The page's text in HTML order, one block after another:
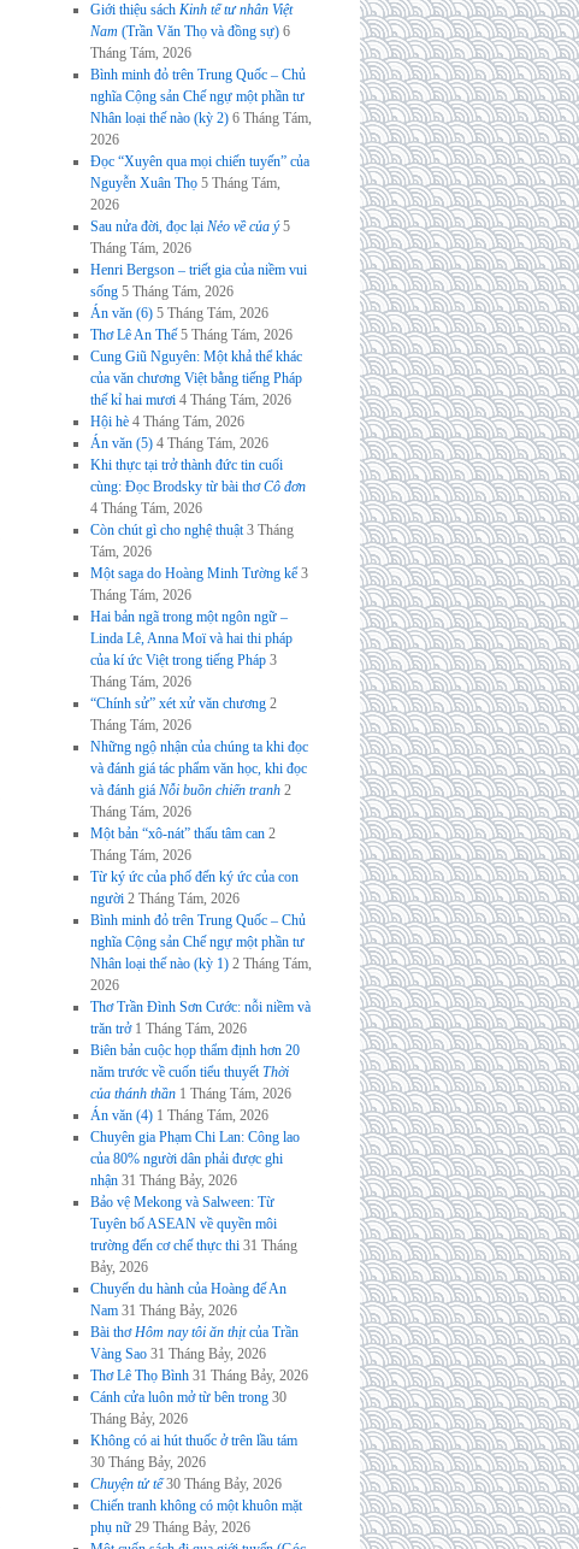
Giới thiệu sách Kinh tế tư nhân Việt
Nam (Trần Văn Thọ và đồng sự) 6
Tháng Tám, 2026
Bình minh đỏ trên Trung Quốc – Chủ
nghĩa Cộng sản Chế ngự một phần tư
Nhân loại thế nào (kỳ 2) 6 Tháng Tám,
2026
Đọc “Xuyên qua mọi chiến tuyến” của
Nguyễn Xuân Thọ 5 Tháng Tám,
2026
Sau nửa đời, đọc lại Nẻo về của ý 5
Tháng Tám, 2026
Henri Bergson – triết gia của niềm vui
sống 5 Tháng Tám, 2026
Án văn (6) 5 Tháng Tám, 2026
Thơ Lê An Thế 5 Tháng Tám, 2026
Cung Giũ Nguyên: Một khả thể khác
của văn chương Việt bằng tiếng Pháp
thế kỉ hai mươi 4 Tháng Tám, 2026
Hội hè 4 Tháng Tám, 2026
Án văn (5) 4 Tháng Tám, 2026
Khi thực tại trở thành đức tin cuối
cùng: Đọc Brodsky từ bài thơCô đơn
4 Tháng Tám, 2026
Còn chút gì cho nghệ thuật 3 Tháng
Tám, 2026
Một saga do Hoàng Minh Tường kể 3
Tháng Tám, 2026
Hai bản ngã trong một ngôn ngữ –
Linda Lê, Anna Moï và hai thi pháp
của kí ức Việt trong tiếng Pháp 3
Tháng Tám, 2026
“Chính sử” xét xử văn chương 2
Tháng Tám, 2026
Những ngộ nhận của chúng ta khi đọc
và đánh giá tác phẩm văn học, khi đọc
và đánh giá Nỗi buồn chiến tranh 2
Tháng Tám, 2026
Một bản “xô-nát” thấu tâm can 2
Tháng Tám, 2026
Từ ký ức của phố đến ký ức của con
người 2 Tháng Tám, 2026
Bình minh đỏ trên Trung Quốc – Chủ
nghĩa Cộng sản Chế ngự một phần tư
Nhân loại thế nào (kỳ 1) 2 Tháng Tám,
2026
Thơ Trần Đình Sơn Cước: nỗi niềm và
trăn trở 1 Tháng Tám, 2026
Biên bản cuộc họp thẩm định hơn 20
năm trước về cuốn tiểu thuyếtThời
của thánh thần 1 Tháng Tám, 2026
Án văn (4) 1 Tháng Tám, 2026
Chuyên gia Phạm Chi Lan: Công lao
của 80% người dân phải được ghi
nhận 31 Tháng Bảy, 2026
Bảo vệ Mekong và Salween: Từ
Tuyên bố ASEAN về quyền môi
trường đến cơ chế thực thi 31 Tháng
Bảy, 2026
Chuyến du hành của Hoàng đế An
Nam 31 Tháng Bảy, 2026
Bài thơHôm nay tôi ăn thịtcủa Trần
Vàng Sao 31 Tháng Bảy, 2026
Thơ Lê Thọ Bình 31 Tháng Bảy, 2026
Cánh cửa luôn mở từ bên trong 30
Tháng Bảy, 2026
Không có ai hút thuốc ở trên lầu tám
30 Tháng Bảy, 2026
Chuyện tử tế 30 Tháng Bảy, 2026
Chiến tranh không có một khuôn mặt
phụ nữ 29 Tháng Bảy, 2026